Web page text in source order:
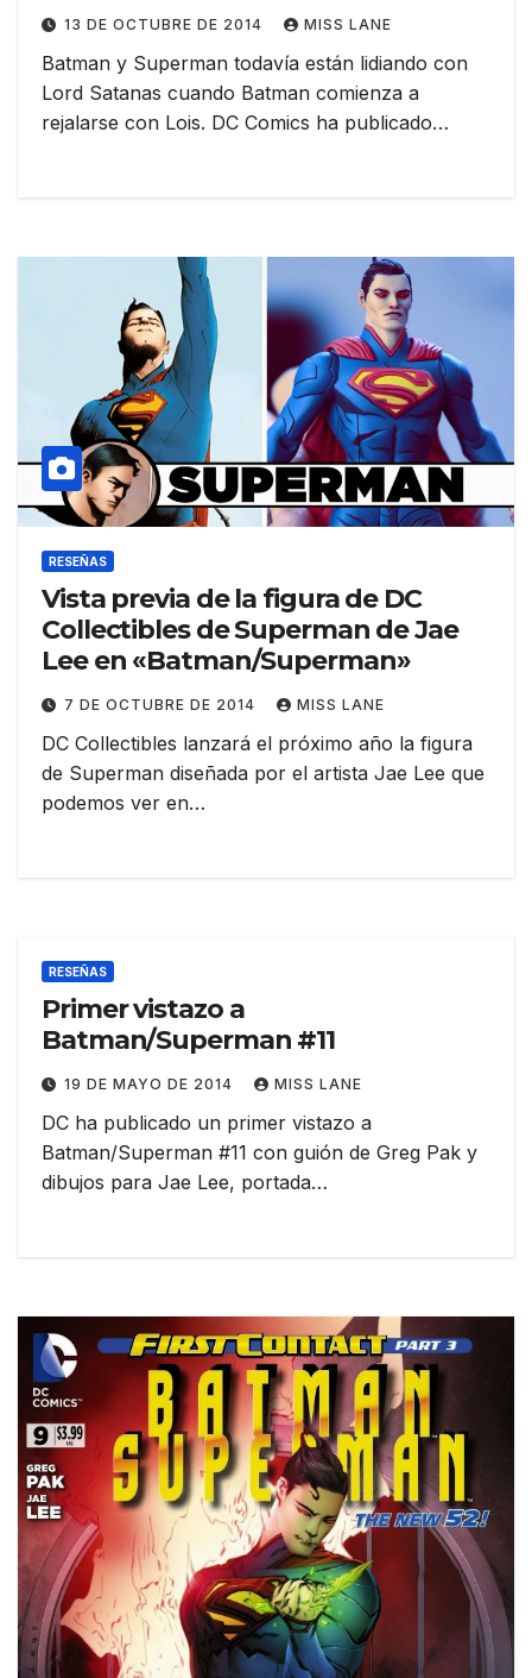
13 DE OCTUBRE DE 2014 MISS LANE
Batman y Superman todavía están lidiando con
Lord Satanas cuando Batman comienza a
rejalarse con Lois. DC Comics ha publicado…
RESEÑAS
Vista previa de la figura de DC
Collectibles de Superman de Jae
Lee en «Batman/Superman»
7 DE OCTUBRE DE 2014 MISS LANE
DC Collectibles lanzará el próximo año la figura
de Superman diseñada por el artista Jae Lee que
podemos ver en…
RESEÑAS
Primer vistazo a
Batman/Superman #11
19 DE MAYO DE 2014 MISS LANE
DC ha publicado un primer vistazo a
Batman/Superman #11 con guión de Greg Pak y
dibujos para Jae Lee, portada…